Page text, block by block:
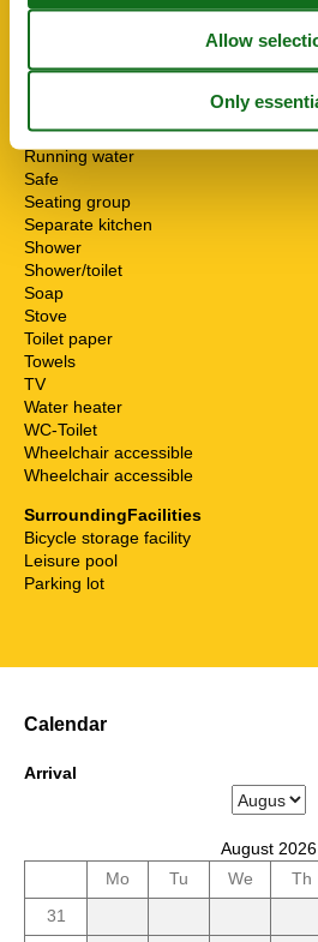
Internet - WiFi
Multiple bedrooms
Pets allowed or on request
Possibility of freezing
Running water
Safe
Seating group
Separate kitchen
Shower
Shower/toilet
Soap
Stove
Toilet paper
Towels
TV
Water heater
WC-Toilet
Wheelchair accessible
Wheelchair accessible
SurroundingFacilities
Bicycle storage facility
Leisure pool
Parking lot
Calendar
Arrival
August 2026
Mo
Tu We Th
31